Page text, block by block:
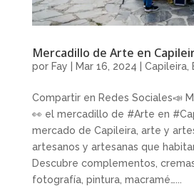
Mercadillo de Arte en
por Fay Mar 16, 2024 Capileira,
Compartir en Redes Sociales📣
👀 el mercadillo de #Arte en
mercado de Capileira, arte y
artesanos y artesanas que
Descubre complementos,
fotografía, pintura, macramé…...